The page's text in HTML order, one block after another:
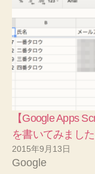
【Google Apps
を書いてみまし
2015年9月13日
Google